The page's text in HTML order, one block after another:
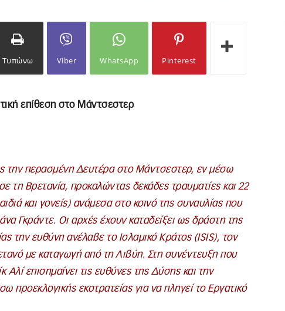
Τυπώνω Viber WhatsApp Pinterest
επίθεση στο Μάντσεστερ
την περασμένη Δευτέρα στο Μάντσεστερ, εν μέσω
τη Βρετανία, προκαλώντας δεκάδες τραυματίες και 22
και γονείς) ανάμεσα στο κοινό της συναυλίας που
Γκράντε. Οι αρχές έχουν καταδείξει ως δράστη της
την ευθύνη ανέλαβε το Ισλαμικό Κράτος (ISIS), τον
με καταγωγή από τη Λιβύη. Στη συνέντευξη που
επισημαίνει τις ευθύνες της Δύσης και την
προεκλογικής εκστρατείας για να πληγεί το Εργατικό